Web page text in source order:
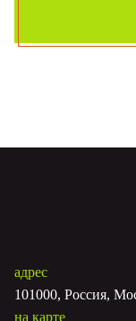
адрес
101000, Россия,
на карте